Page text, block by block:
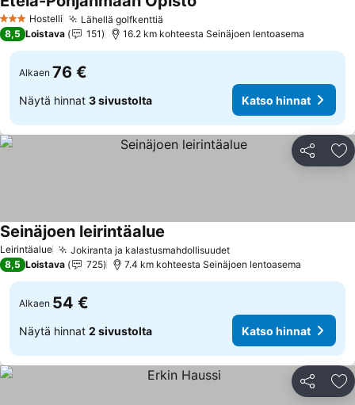
3 Tähtiluokitus
Hostelli Lähellä golfkenttiä
8,5 Loistava 151 16.2 km kohteesta Seinäjoen lentoasema
Alkaen 76 €
Näytä hinnat 3 sivustolta Katso hinnat
Jaa
Leirintäalue Jokiranta ja kalastusmahdollisuudet
Seinäjoen leirintäalue
8,5 Loistava 725 7.4 km kohteesta Seinäjoen lentoasema
Alkaen 54 €
Näytä hinnat 2 sivustolta Katso hinnat
Jaa